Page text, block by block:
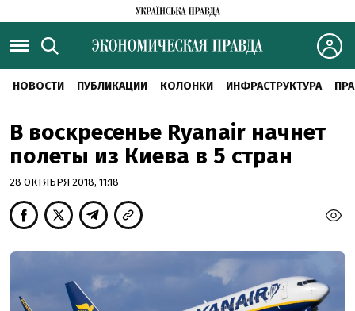
НОВОСТИ ПУБЛИКАЦИИ КОЛОНКИ ИНФРАСТРУКТУРА
В воскресенье Ryanair начнет
полеты из Киева в 5 стран
28 ОКТЯБРЯ 2018, 11:18